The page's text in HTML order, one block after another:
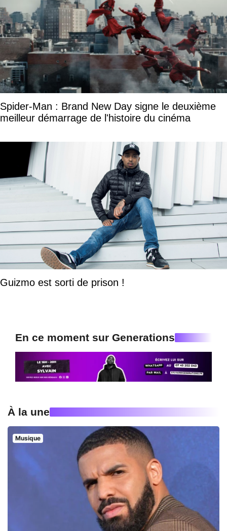
Spider-Man : Brand New Day signe le deuxième
meilleur démarrage de l'histoire du cinéma
Guizmo est sorti de prison !
En ce moment sur Generations
À la une
Musique